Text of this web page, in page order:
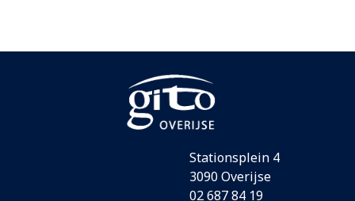
Stationsplein 4
3090 Overijse
02 687 84 19